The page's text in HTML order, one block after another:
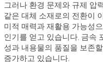
그러나 환경 문제와 규제 압
같은 대체 소재로의 전환이
미적 매력과 재활용 가능성
인기를 얻고 있습니다. 금속
성과 내용물의 품질을 보존
증가하고 있습니다.